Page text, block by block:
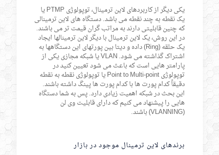
یکی دیگر از کاربردهای لاین ترمینال، توپولوژی PTMP یا
یک نقطه به چند نقطه می باشد. دستگاه های لاین ترمینالی
که چنین قابلیتی دارند به مراتب گران قیمت تر می باشند.
در این روش، یک لاین ترمینال با دیگر لاین ترمینالها ایجاد
یک حلقه (Ring) داده و دیتا بین پورتهای این دستگاهها به
اشتراک گذاشته می شود. VLAN یا شبکه مجازی یکی از
پارامتر هایی است که باعث می شود تعیین کنید در
توپولوژی Point to Multi-point یا توپولوژی نقطه به نقطه
دقیقاً کدام پورت ها با کدام پورت ها پینگ داشته باشند.
این بحث در شبکه اهمیت زیادی دارد. پس به شما دستگاه
هایی را پیشنهاد می کنیم که دارای قابلیت وی لن
(VLANNING) باشند.
برندهای لاین ترمینال موجود در بازار